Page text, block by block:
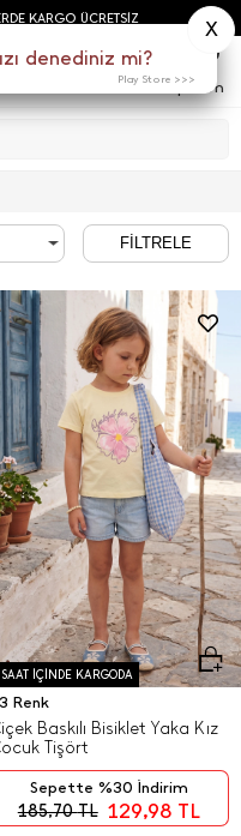
KARGO ÜCRETSİZ
Sepetim
FİLTRELE
İÇİNDE KARGODA
Renk
Baskılı Bisiklet Yaka Kız
Tişört
185,70TL 129,98 TL
Sepette %30 İndirim
denediniz mi?
X
Play Store >>>